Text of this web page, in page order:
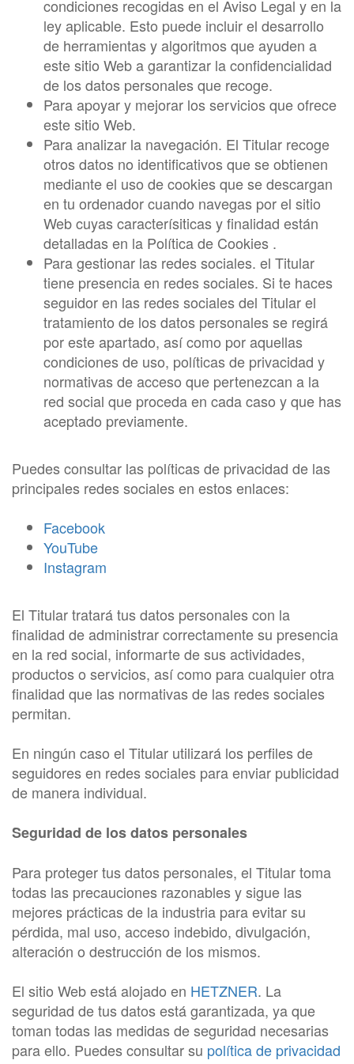
condiciones recogidas en el Aviso Legal y en la
ley aplicable. Esto puede incluir el desarrollo
de herramientas y algoritmos que ayuden a
este sitio Web a garantizar la confidencialidad
de los datos personales que recoge.
Para apoyar y mejorar los servicios que ofrece
este sitio Web.
Para analizar la navegación. El Titular recoge
otros datos no identificativos que se obtienen
mediante el uso de cookies que se descargan
en tu ordenador cuando navegas por el sitio
Web cuyas caracterísiticas y finalidad están
detalladas en la Política de Cookies .
Para gestionar las redes sociales. el Titular
tiene presencia en redes sociales. Si te haces
seguidor en las redes sociales del Titular el
tratamiento de los datos personales se regirá
por este apartado, así como por aquellas
condiciones de uso, políticas de privacidad y
normativas de acceso que pertenezcan a la
red social que proceda en cada caso y que has
aceptado previamente.
Puedes consultar las políticas de privacidad de las
principales redes sociales en estos enlaces:
Facebook
YouTube
Instagram
El Titular tratará tus datos personales con la
finalidad de administrar correctamente su presencia
en la red social, informarte de sus actividades,
productos o servicios, así como para cualquier otra
finalidad que las normativas de las redes sociales
permitan.
En ningún caso el Titular utilizará los perfiles de
seguidores en redes sociales para enviar publicidad
de manera individual.
Seguridad de los datos personales
Para proteger tus datos personales, el Titular toma
todas las precauciones razonables y sigue las
mejores prácticas de la industria para evitar su
pérdida, mal uso, acceso indebido, divulgación,
alteración o destrucción de los mismos.
El sitio Web está alojado en HETZNER. La
seguridad de tus datos está garantizada, ya que
toman todas las medidas de seguridad necesarias
para ello. Puedes consultar su política de privacidad